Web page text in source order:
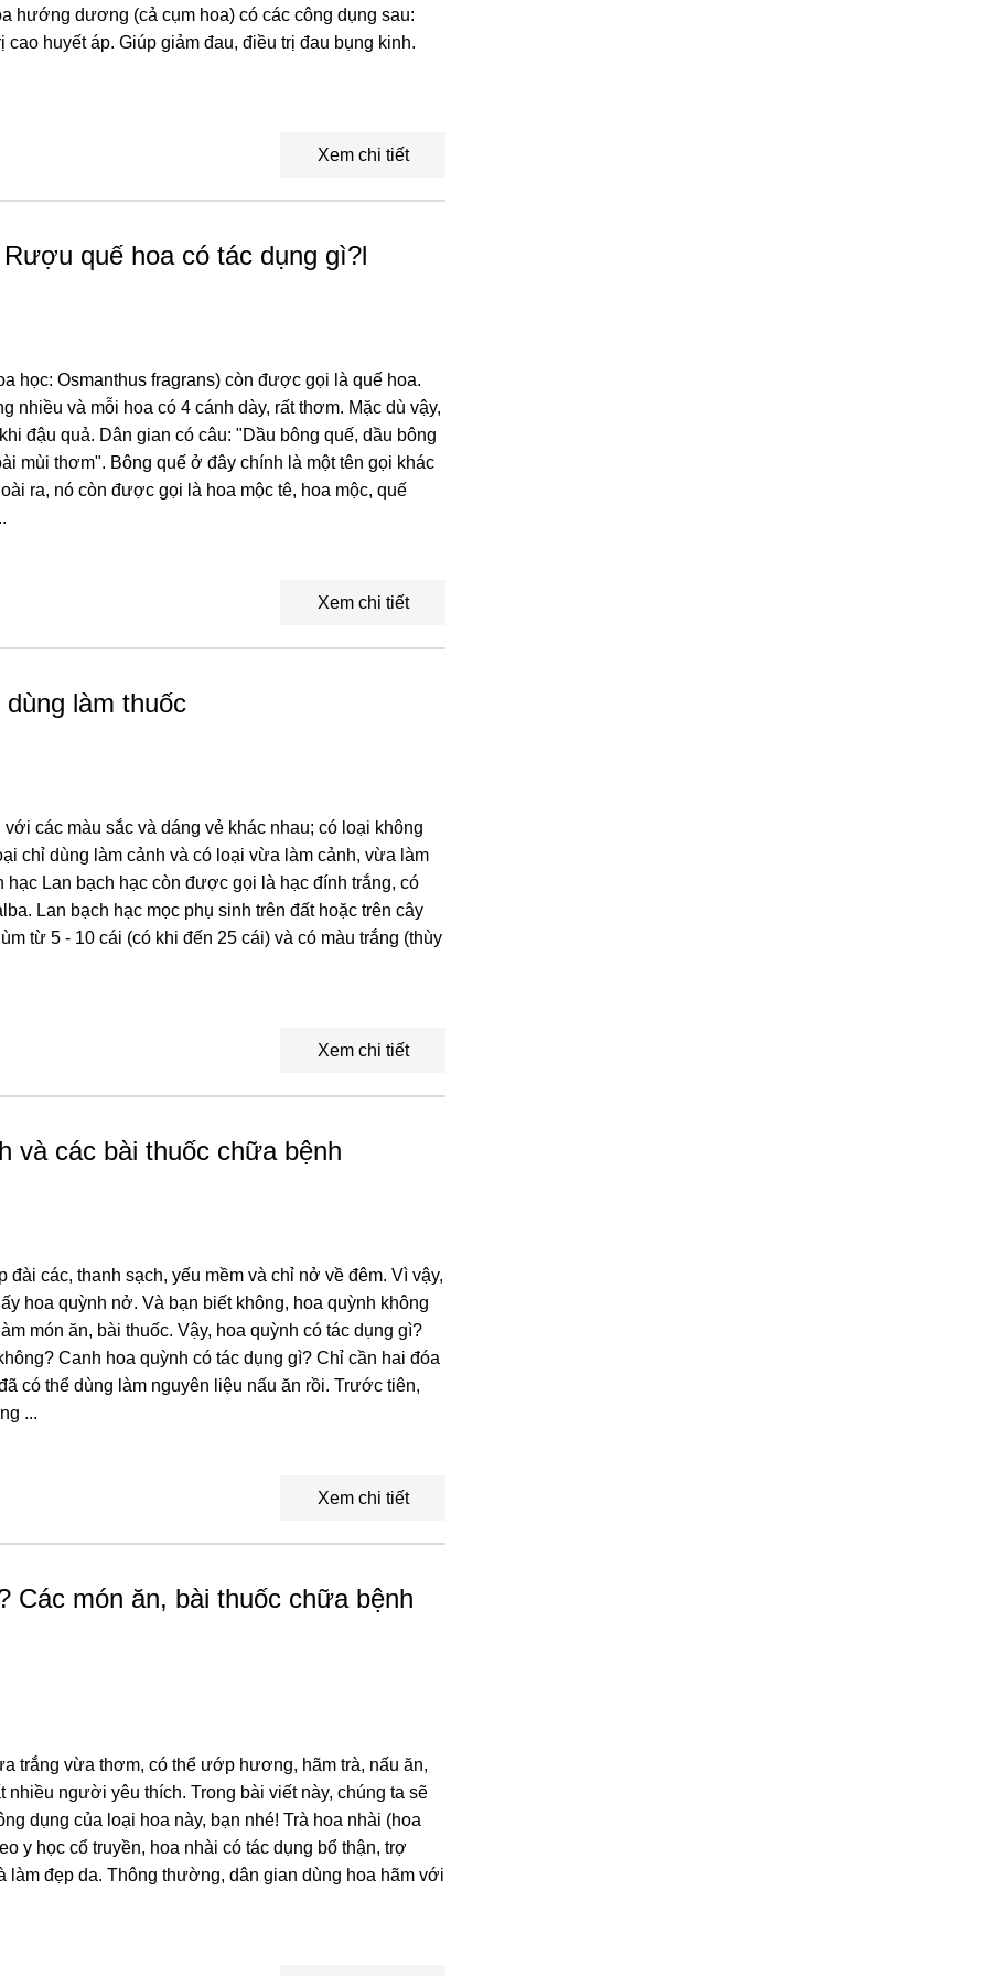
hướng dương (cả cụm hoa) có các công dụng sau:
cao huyết áp. Giúp giảm đau, điều trị đau bụng kinh.
Xem chi tiết
quế hoa có tác dụng gì?l
học: Osmanthus fragrans) còn được gọi là quế hoa.
nhiều và mỗi hoa có 4 cánh dày, rất thơm. Mặc dù vậy,
đậu quả. Dân gian có câu: "Dầu bông quế, dầu bông
mùi thơm". Bông quế ở đây chính là một tên gọi khác
ra, nó còn được gọi là hoa mộc tê, hoa mộc, quế
Xem chi tiết
làm thuốc
các màu sắc và dáng vẻ khác nhau; có loại không
chỉ dùng làm cảnh và có loại vừa làm cảnh, vừa làm
hạc Lan bạch hạc còn được gọi là hạc đính trắng, có
Lan bạch hạc mọc phụ sinh trên đất hoặc trên cây
từ 5 - 10 cái (có khi đến 25 cái) và có màu trắng (thùy
Xem chi tiết
và các bài thuốc chữa bệnh
đài các, thanh sạch, yếu mềm và chỉ nở về đêm. Vì vậy,
hoa quỳnh nở. Và bạn biết không, hoa quỳnh không
món ăn, bài thuốc. Vậy, hoa quỳnh có tác dụng gì?
Canh hoa quỳnh có tác dụng gì? Chỉ cần hai đóa
có thể dùng làm nguyên liệu nấu ăn rồi. Trước tiên,
...
Xem chi tiết
Các món ăn, bài thuốc chữa bệnh
trắng vừa thơm, có thể ướp hương, hãm trà, nấu ăn,
nhiều người yêu thích. Trong bài viết này, chúng ta sẽ
dụng của loại hoa này, bạn nhé! Trà hoa nhài (hoa
y học cổ truyền, hoa nhài có tác dụng bổ thận, trợ
làm đẹp da. Thông thường, dân gian dùng hoa hãm với